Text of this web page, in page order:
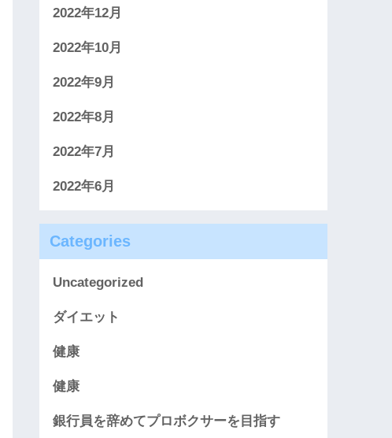
2022年12月
2022年10月
2022年9月
2022年8月
2022年7月
2022年6月
Categories
Uncategorized
ダイエット
健康
健康
銀行員を辞めてプロボクサーを目指す